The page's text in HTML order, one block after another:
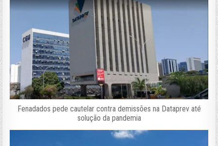
Fenadados pede cautelar contra demissões na Dataprev até
solução da pandemia